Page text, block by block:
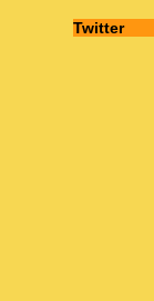
Twitter